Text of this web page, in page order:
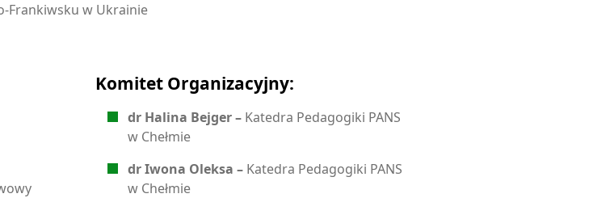
Frankiwsku w Ukrainie
Komitet Organizacyjny:
dr Halina Bejger – Katedra Pedagogiki PANS
w Chełmie
dr Iwona Oleksa – Katedra Pedagogiki PANS
w Chełmie